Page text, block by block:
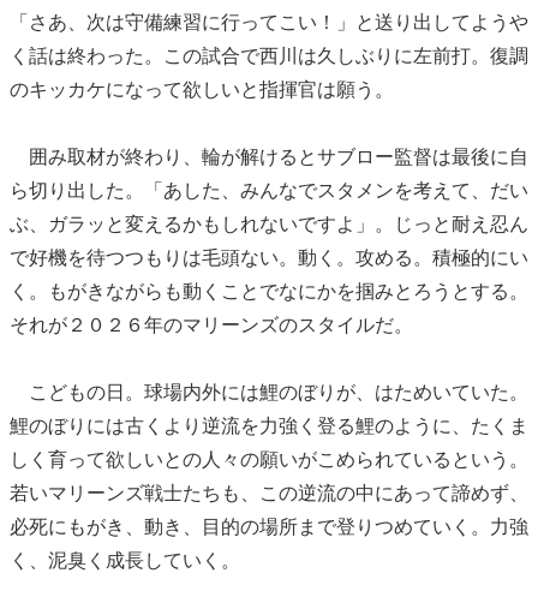
「さあ、次は守備練習に行ってこい！」と送り出してようや
く話は終わった。この試合で西川は久しぶりに左前打。復調
のキッカケになって欲しいと指揮官は願う。
囲み取材が終わり、輪が解けるとサブロー監督は最後に自
ら切り出した。「あした、みんなでスタメンを考えて、だい
ぶ、ガラッと変えるかもしれないですよ」。じっと耐え忍ん
で好機を待つつもりは毛頭ない。動く。攻める。積極的にい
く。もがきながらも動くことでなにかを掴みとろうとする。
それが２０２６年のマリーンズのスタイルだ。
こどもの日。球場内外には鯉のぼりが、はためいていた。
鯉のぼりには古くより逆流を力強く登る鯉のように、たくま
しく育って欲しいとの人々の願いがこめられているという。
若いマリーンズ戦士たちも、この逆流の中にあって諦めず、
必死にもがき、動き、目的の場所まで登りつめていく。力強
く、泥臭く成長していく。